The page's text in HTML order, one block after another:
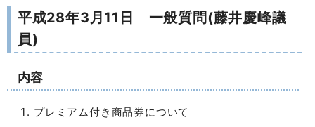
平成28年3月11日 一般質問(藤井慶峰議
員)
内容
プレミアム付き商品券について